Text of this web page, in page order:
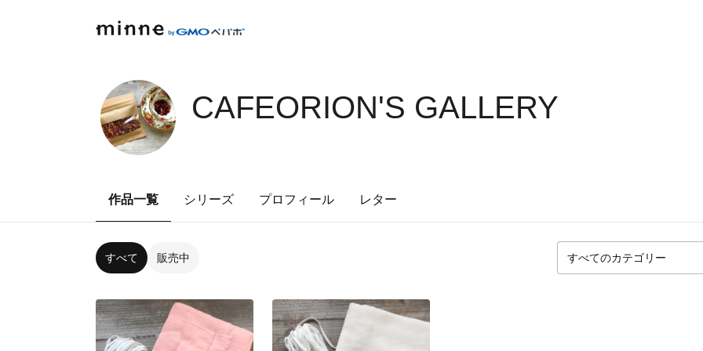
CAFEORION'S GALLERY
作品一覧 シリーズ プロフィール レター
すべて 販売中